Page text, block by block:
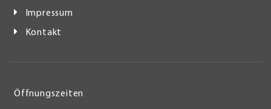
Impressum
Kontakt
Öffnungszeiten